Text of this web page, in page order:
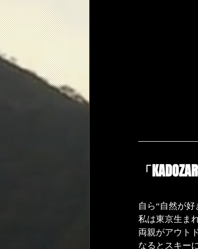
「
自ら“自然が
私は東京生ま
両親がアウト
なるとスキー